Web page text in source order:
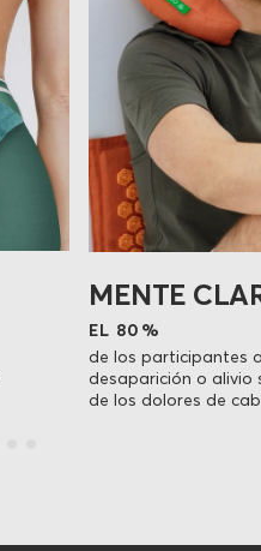
MENTE
EL 80%
de los participantes
desaparición o alivio
de los dolores de